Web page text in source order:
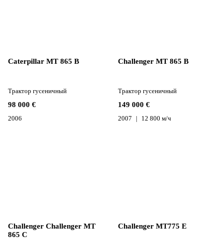
Caterpillar MT 865 B
98 000 €
Трактор гусеничный
2006
Challenger MT 865 B
149 000 €
Трактор гусеничный
2007 12 800 м/ч
Challenger Challenger MT
865 C
Challenger MT775 E